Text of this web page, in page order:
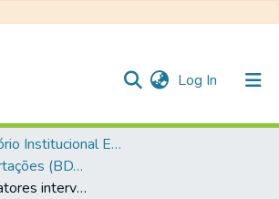
Log In (current)
Repositório Institucional EESC
Teses e Dissertações (BDTD USP)
Avaliação de fatores intervenientes no Índice de Resistência à Penetração do SPT